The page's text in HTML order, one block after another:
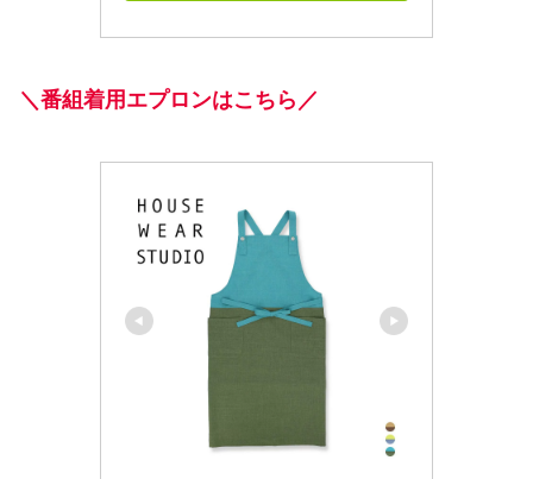
＼番組着用エプロンはこちら／